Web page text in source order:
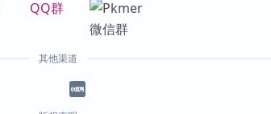
QQ群
其他渠道